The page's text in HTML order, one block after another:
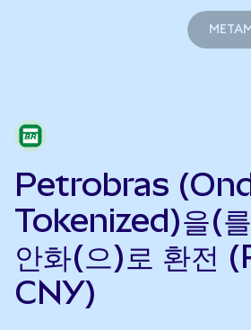
Petrobras
Tokenized)을(
안화(으)로 환전
CNY)